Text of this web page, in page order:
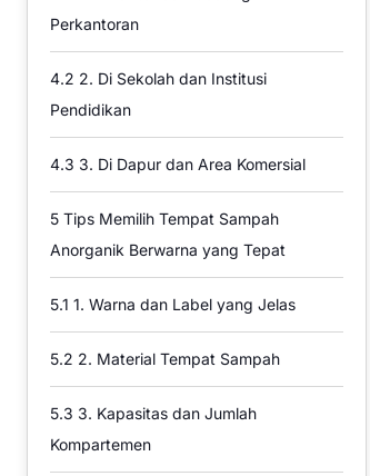
Perkantoran
4.2 2. Di Sekolah dan Institusi
Pendidikan
4.3 3. Di Dapur dan Area Komersial
5 Tips Memilih Tempat Sampah
Anorganik Berwarna yang Tepat
5.1 1. Warna dan Label yang Jelas
5.2 2. Material Tempat Sampah
5.3 3. Kapasitas dan Jumlah
Kompartemen